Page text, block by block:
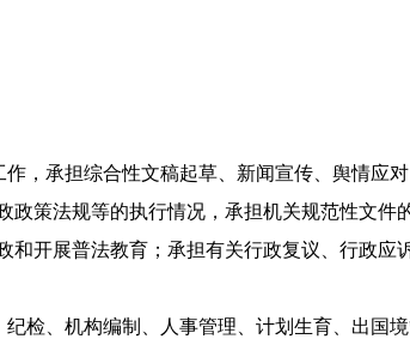
承担综合性文稿起草、新闻宣传、舆情应
策法规等的执行情况，承担机关规范性文件
开展普法教育；承担有关行政复议、行政应
、机构编制、人事管理、计划生育、出国